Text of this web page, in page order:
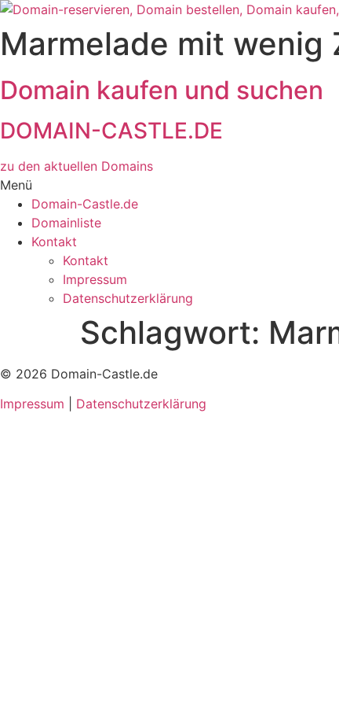
Zum
wechseln
Marmelade mit wenig
Domain kaufen und suchen
DOMAIN-CASTLE.DE
zu den aktuellen Domains​
Menü
Domain-Castle.de
Domainliste
Kontakt
Kontakt
Impressum
Datenschutzerklärung
Schlagwort:
© 2026 Domain-Castle.de
Impressum
Datenschutzerklärung